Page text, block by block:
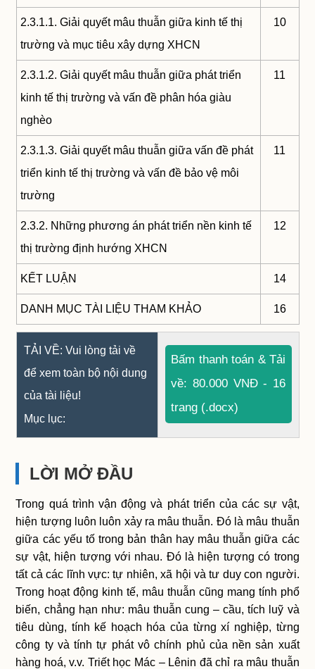
2.3.1.1. Giải quyết mâu thuẫn giữa kinh tế thị
trường và mục tiêu xây dựng XHCN
10
2.3.1.2. Giải quyết mâu thuẫn giữa phát triển
kinh tế thị trường và vấn đề phân hóa giàu
nghèo
11
2.3.1.3. Giải quyết mâu thuẫn giữa vấn đề phát
triển kinh tế thị trường và vấn đề bảo vệ môi
trường
11
2.3.2. Những phương án phát triển nền kinh tế
thị trường định hướng XHCN
12
KẾT LUẬN 14
DANH MỤC TÀI LIỆU THAM KHẢO 16
TẢI VỀ: Vui lòng tải về
để xem toàn bộ nội dung
của tài liệu!
Mục lục:
Bấm thanh toán & Tải
về: 80.000 VNĐ - 16
trang (.docx)
LỜI MỞ ĐẦU
Trong quá trình vận động và phát triển của các sự vật,
hiện tượng luôn luôn xảy ra mâu thuẫn. Đó là mâu thuẫn
giữa các yếu tố trong bản thân hay mâu thuẫn giữa các
sự vật, hiện tượng với nhau. Đó là hiện tượng có trong
tất cả các lĩnh vực: tự nhiên, xã hội và tư duy con người.
Trong hoạt động kinh tế, mâu thuẫn cũng mang tính phổ
biến, chẳng hạn như: mâu thuẫn cung – cầu, tích luỹ và
tiêu dùng, tính kế hoạch hóa của từng xí nghiệp, từng
công ty và tính tự phát vô chính phủ của nền sản xuất
hàng hoá, v.v. Triết học Mác – Lênin đã chỉ ra mâu thuẫn